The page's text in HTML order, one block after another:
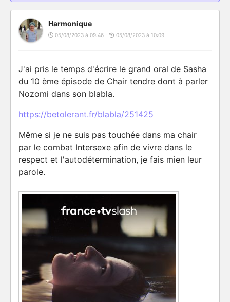
Harmonique
05/08/2023 à 09:46 - 05/08/2023 à 10:09
J'ai pris le temps d'écrire le grand oral de Sasha
du 10 ème épisode de Chair tendre dont à parler
Nozomi dans son blabla.
https://betolerant.fr/blabla/251425
Même si je ne suis pas touchée dans ma chair
par le combat Intersexe afin de vivre dans le
respect et l'autodétermination, je fais mien leur
parole.